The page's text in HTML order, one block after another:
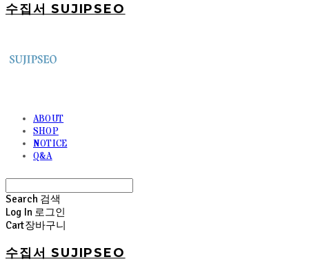
수집서 SUJIPSEO
ABOUT
SHOP
NOTICE
Q&A
Search 검색
Log In 로그인
Cart장바구니
수집서 SUJIPSEO